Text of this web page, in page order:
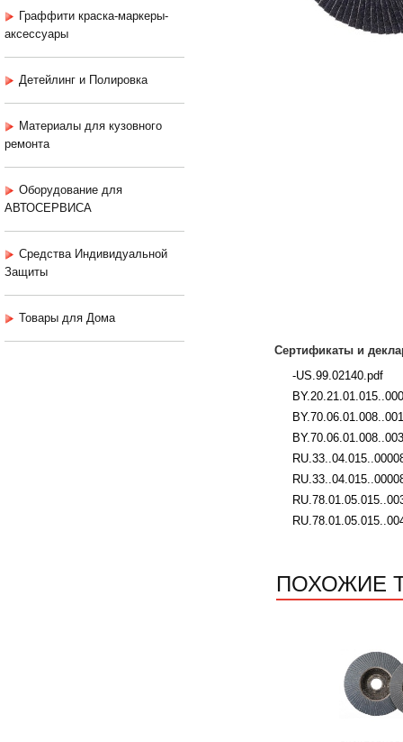
Граффити краска-маркеры-
аксессуары
Детейлинг и Полировка
Материалы для кузовного
ремонта
Оборудование для
АВТОСЕРВИСА
Средства Индивидуальной
Защиты
Товары для Дома
Сертификаты и
-US.99.02140.pdf
ПОХОЖИЕ